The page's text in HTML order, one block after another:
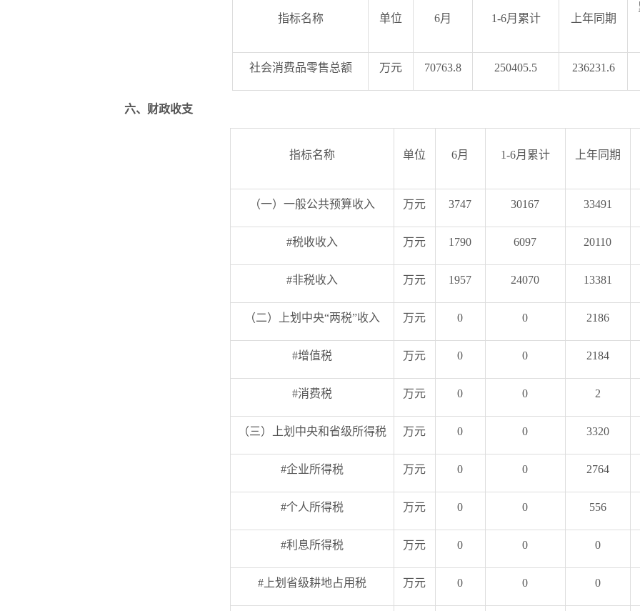
指标名称 单位 6月 1-6月累计 上年同期
社会消费品零售总额 万元 70763.8 250405.5 236231.6
六、财政收支
指标名称 单位 6月 1-6月累计 上年同期
（一）一般公共预算收入 万元 3747 30167 33491
#税收收入 万元 1790 6097 20110
#非税收入 万元 1957 24070 13381
（二）上划中央“两税”收入 万元 0 0 2186
#增值税 万元 0 0 2184
#消费税 万元 0 0 2
（三）上划中央和省级所得税 万元 0 0 3320
#企业所得税 万元 0 0 2764
#个人所得税 万元 0 0 556
#利息所得税 万元 0 0 0
#上划省级耕地占用税 万元 0 0 0